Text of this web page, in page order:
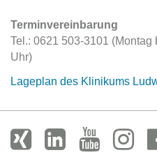
Terminvereinbarung
Tel.: 0621 503-3101
Uhr)
Lageplan des Klinikums